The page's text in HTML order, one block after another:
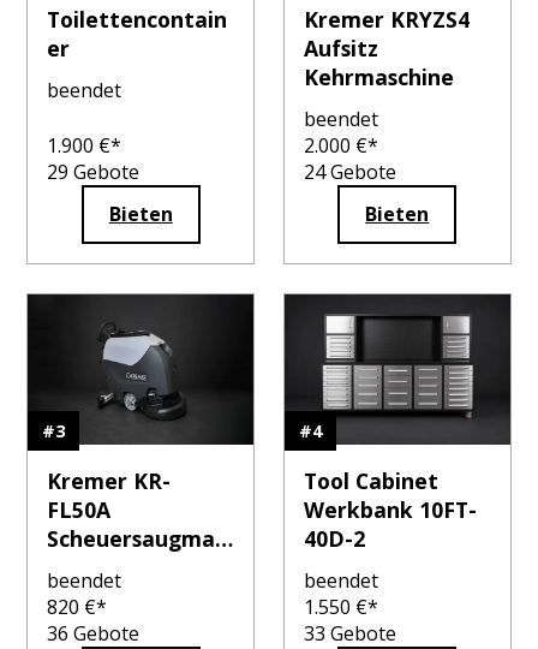
Toilettencontain
er
beendet
1.900 €*
29 Gebote
Bieten
Kremer KRYZS4
Aufsitz
Kehrmaschine
beendet
2.000 €*
24Gebote
Bieten
#3
Kremer KR-
FL50A
Scheuersaugmas
chine
beendet
820 €*
36 Gebote
#4
Tool Cabinet
Werkbank 10FT-
40D-2
beendet
1.550 €*
33 Gebote